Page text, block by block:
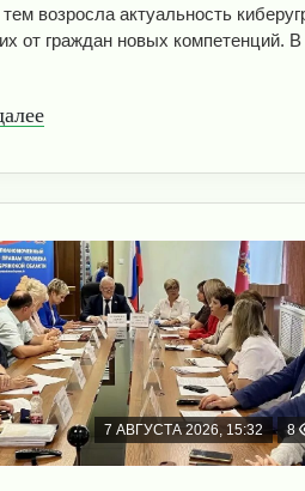
возросла актуальность
от граждан новых компетенций. В
7 АВГУСТА 2026, 15:32 8